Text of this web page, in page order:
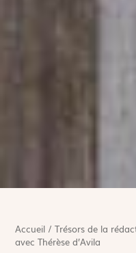
Accueil /Trésors de la
avec Thérèse d’Avila